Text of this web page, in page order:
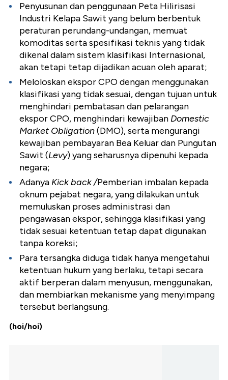
Penyusunan dan penggunaan Peta Hilirisasi
Industri Kelapa Sawit yang belum berbentuk
peraturan perundang-undangan, memuat
komoditas serta spesifikasi teknis yang tidak
dikenal dalam sistem klasifikasi Internasional,
akan tetapi tetap dijadikan acuan oleh aparat;
Meloloskan ekspor CPO dengan menggunakan
klasifikasi yang tidak sesuai,dengan tujuan untuk
menghindari pembatasan dan pelarangan
ekspor CPO, menghindari kewajiban Domestic
Market Obligation(DMO), serta mengurangi
kewajiban pembayaran Bea Keluar dan Pungutan
Sawit (Levy) yang seharusnya dipenuhi kepada
negara;
Adanya Kick back /Pemberian imbalan kepada
oknum pejabat negara,yang dilakukan untuk
memuluskan proses administrasi dan
pengawasan ekspor, sehingga klasifikasi yang
tidak sesuai ketentuan tetap dapat digunakan
tanpa koreksi;
Para tersangka diduga tidak hanya mengetahui
ketentuan hukum yang berlaku, tetapi secara
aktif berperan dalam menyusun, menggunakan,
dan membiarkan mekanisme yang menyimpang
tersebut berlangsung.
(hoi/hoi)